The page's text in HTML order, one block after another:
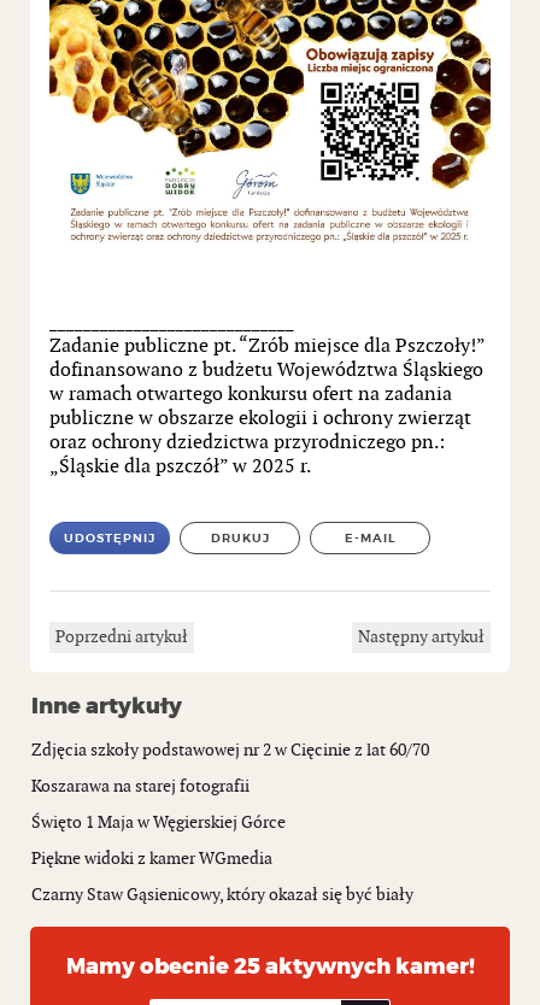
Zadanie publiczne pt. “Zrób miejsce dla Pszczoły!”
dofinansowano z budżetu Województwa Śląskiego
w ramach otwartego konkursu ofert na zadania
publiczne w obszarze ekologii i ochrony zwierząt
oraz ochrony dziedzictwa przyrodniczego pn.:
„Śląskie dla pszczół” w 2025 r.
UDOSTĘPNIJ DRUKUJ E-MAIL
Poprzedni artykuł Następny artykuł
Inne artykuły
Zdjęcia szkoły podstawowej nr 2 w Cięcinie z lat 60/70
Koszarawa na starej fotografii
Święto 1 Maja w Węgierskiej Górce
Piękne widoki z kamer WGmedia
Czarny Staw Gąsienicowy, który okazał się być biały
Mamy obecnie 25 aktywnych kamer!